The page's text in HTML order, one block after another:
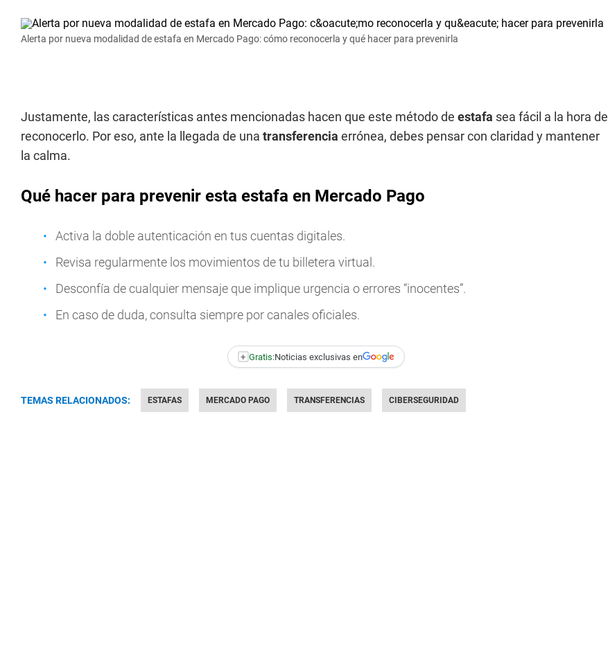
Alerta por nueva modalidad de estafa en Mercado Pago: cómo reconocerla y qué hacer para prevenirla
Justamente, las características antes mencionadas hacen que este método de estafa sea fácil a la hora de
reconocerlo. Por eso, ante la llegada de una transferencia errónea, debes pensar con claridad y mantener
la calma.
Qué hacer para prevenir esta estafa en Mercado Pago
Activa la doble autenticación en tus cuentas digitales.
Revisa regularmente los movimientos de tu billetera virtual.
Desconfía de cualquier mensaje que implique urgencia o errores “inocentes”.
En caso de duda, consulta siempre por canales oficiales.
+ Gratis:Noticias exclusivas en
TEMAS RELACIONADOS: ESTAFAS MERCADO PAGO TRANSFERENCIAS CIBERSEGURIDAD